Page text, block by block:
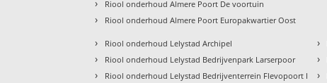
› Riool onderhoud Almere Poort De voortuin
› Riool onderhoud Almere Poort Europakwartier Oost
› Riool onderhoud Lelystad Archipel
› Riool onderhoud Lelystad Bedrijvenpark Larserpoor
› Riool onderhoud Lelystad Bedrijventerrein Flevopoort I
›
›
›